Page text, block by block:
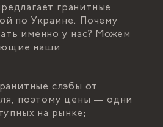
гранитные
по Украине. Почему
именно у нас? Можем
наши
слэбы от
поэтому цены — одни
на рынке;